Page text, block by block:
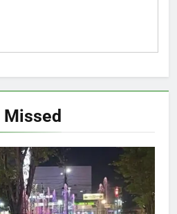
Missed
WISATA